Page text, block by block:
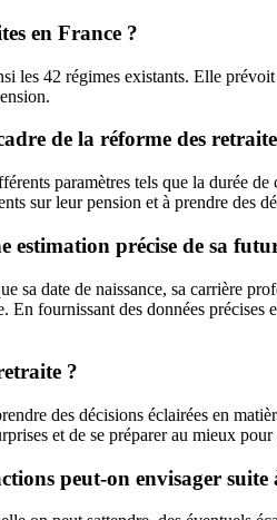
en France ?
les 42 régimes existants. Elle
de la réforme des
paramètres tels que la durée
sur leur pension et à prendre des
précise de sa
date de naissance, sa carrière
fournissant des données
?
des décisions éclairées en
et de se préparer au mieux
peut-on envisager suite